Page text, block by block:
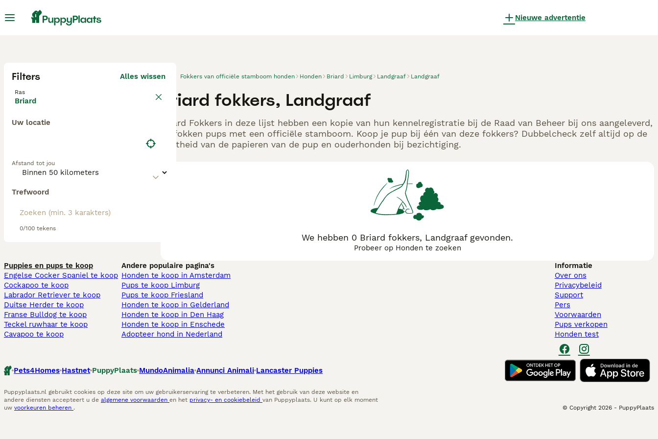
Nieuwe advertentie
Filters Alles wissen
Ras
Briard
Uw locatie
Afstand tot jou
Trefwoord
0/100 tekens
Fokkers van officiële stamboom honden Honden Briard Limburg Landgraaf Landgraaf
Briard fokkers, Landgraaf
Briard Fokkers in deze lijst hebben een kopie van hun kennelregistratie bij de Raad van Beheer bij ons aangeleverd,
en fokken pups met een officiële stamboom. Koop je pup bij één van deze fokkers? Dubbelcheck zelf altijd op de
echtheid van de papieren van de pup en ouderhonden bij bezichtiging.
We hebben 0 Briard fokkers, Landgraaf gevonden.
Probeer op Honden te zoeken
Puppies en pups te koop
Engelse Cocker Spaniel te koop
Cockapoo te koop
Labrador Retriever te koop
Duitse Herder te koop
Franse Bulldog te koop
Teckel ruwhaar te koop
Cavapoo te koop
Andere populaire pagina's
Honden te koop in Amsterdam
Pups te koop Limburg​
Pups te koop Friesland​
Honden te koop in Gelderland
Honden te koop in Den Haag
Honden te koop in Enschede
Adopteer hond in Nederland
Informatie
Over ons
Privacybeleid
Support
Pers
Voorwaarden
Pups verkopen
Honden test
Pets4Homes Hastnet PuppyPlaats MundoAnimalia Annunci Animali Lancaster Puppies
Puppyplaats.nl gebruikt cookies op deze site om uw gebruikerservaring te verbeteren. Met het gebruik van deze website en
andere diensten accepteert u de algemene voorwaarden en het privacy- en cookiebeleid van Puppyplaats. U kunt op elk moment
uw voorkeuren beheren . © Copyright 2026 - PuppyPlaats